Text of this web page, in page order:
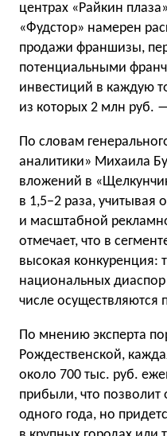
центрах «Райкин
«Фудстор» намерен
продажи франшизы,
потенциальными
инвестиций в каждую
из которых 2 млн руб.
По словам
аналитики» Михаила
вложений в
в 1,5−2 раза, учитывая
и масштабной
отмечает, что в
высокая конкуренция:
национальных диаспор
числе осуществляются
По мнению эксперта
Рождественской,
около 700 тыс. руб.
прибыли, что позволит
одного года, но